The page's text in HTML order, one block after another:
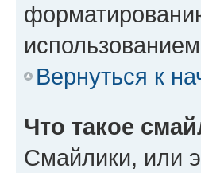
Вернуться к
Что такое
Смайлики, или